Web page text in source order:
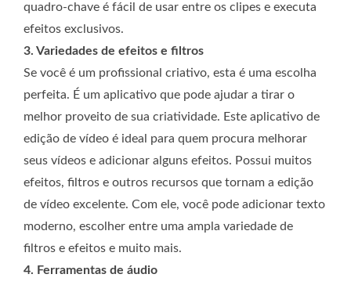
quadro-chave é fácil de usar entre os clipes e executa
efeitos exclusivos.
3. Variedades de efeitos e filtros
Se você é um profissional criativo, esta é uma escolha
perfeita. É um aplicativo que pode ajudar a tirar o
melhor proveito de sua criatividade. Este aplicativo de
edição de vídeo é ideal para quem procura melhorar
seus vídeos e adicionar alguns efeitos. Possui muitos
efeitos, filtros e outros recursos que tornam a edição
de vídeo excelente. Com ele, você pode adicionar texto
moderno, escolher entre uma ampla variedade de
filtros e efeitos e muito mais.
4. Ferramentas de áudio